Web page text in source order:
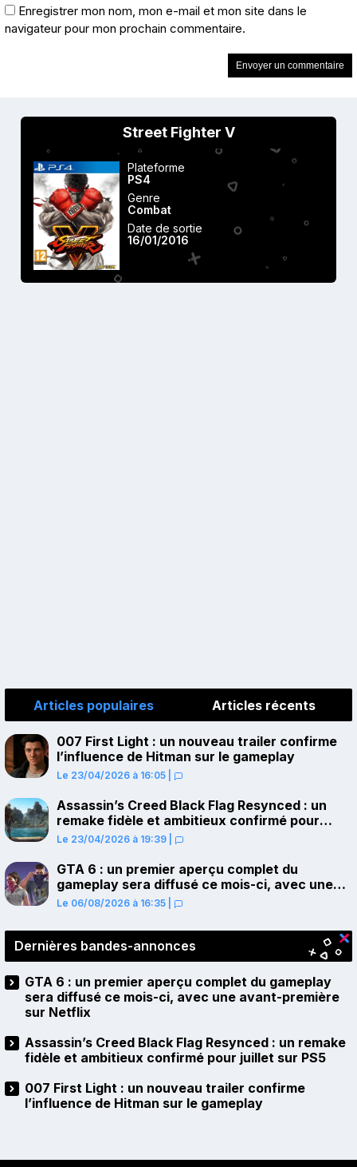
Enregistrer mon nom, mon e-mail et mon site dans le
navigateur pour mon prochain commentaire.
Street Fighter V
Plateforme
PS4
Genre
Combat
Date de sortie
16/01/2016
Articles populaires Articles récents
007 First Light : un nouveau trailer confirme
l’influence de Hitman sur le gameplay
Le 23/04/2026 à 16:05
Assassin’s Creed Black Flag Resynced : un
remake fidèle et ambitieux confirmé pour
juillet sur PS5
Le 23/04/2026 à 19:39
GTA 6 : un premier aperçu complet du
gameplay sera diffusé ce mois-ci, avec une
avant-première sur Netflix
Le 06/08/2026 à 16:35
Dernières bandes-annonces
GTA 6 : un premier aperçu complet du gameplay
sera diffusé ce mois-ci, avec une avant-première
sur Netflix
Assassin’s Creed Black Flag Resynced : un remake
fidèle et ambitieux confirmé pour juillet sur PS5
007 First Light : un nouveau trailer confirme
l’influence de Hitman sur le gameplay